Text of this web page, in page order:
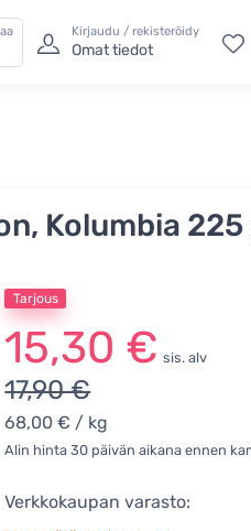
Kirjaudu / rekisteröidy
Omat tiedot
Kolumbia 225
Tarjous
15,30 € sis. alv
17,90 €
68,00 € / kg
Alin hinta 30 päivän aikana ennen
Verkkokaupan varasto: